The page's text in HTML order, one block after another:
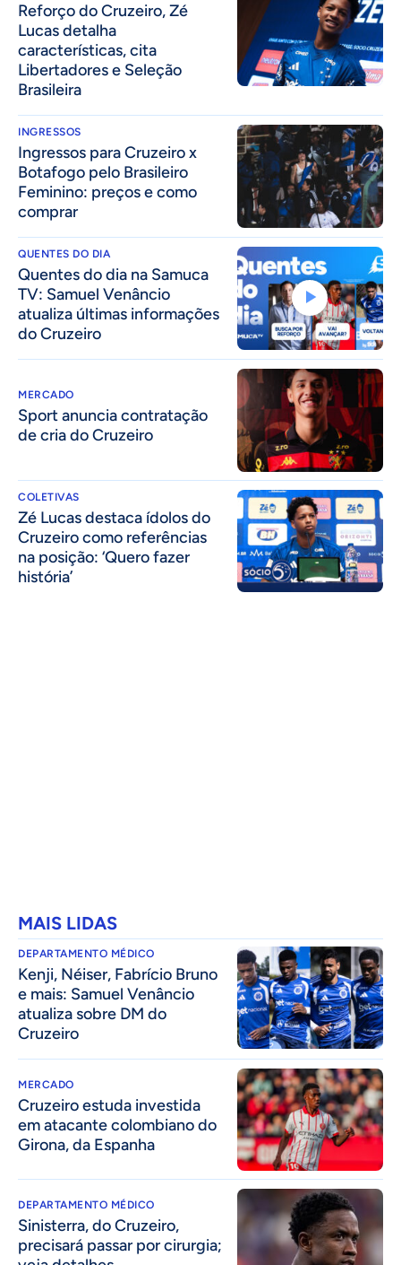
⁠Reforço do Cruzeiro, Zé
Lucas detalha
características, cita
Libertadores e Seleção
Brasileira
INGRESSOS
Ingressos para Cruzeiro x
Botafogo pelo Brasileiro
Feminino: preços e como
comprar
QUENTES DO DIA
Quentes do dia na Samuca
TV: Samuel Venâncio
atualiza últimas informações
do Cruzeiro
MERCADO
Sport anuncia contratação
de cria do Cruzeiro
COLETIVAS
Zé Lucas destaca ídolos do
Cruzeiro como referências
na posição: ‘Quero fazer
história’
MAIS LIDAS
DEPARTAMENTO MÉDICO
Kenji, Néiser, Fabrício Bruno
e mais: Samuel Venâncio
atualiza sobre DM do
Cruzeiro
MERCADO
Cruzeiro estuda investida
em atacante colombiano do
Girona, da Espanha
DEPARTAMENTO MÉDICO
Sinisterra, do Cruzeiro,
precisará passar por cirurgia;